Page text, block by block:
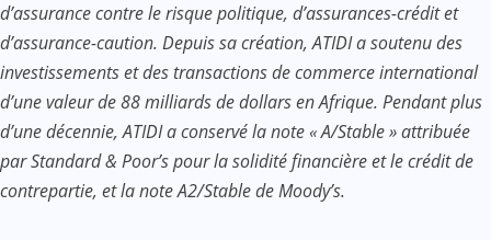
d’assurance contre le risque politique, d’assurances-crédit et
d’assurance-caution. Depuis sa création, ATIDI a soutenu des
investissements et des transactions de commerce international
d’une valeur de 88 milliards de dollars en Afrique. Pendant plus
d’une décennie, ATIDI a conservé la note « A/Stable » attribuée
par Standard & Poor’s pour la solidité financière et le crédit de
contrepartie, et la note A2/Stable de Moody’s.